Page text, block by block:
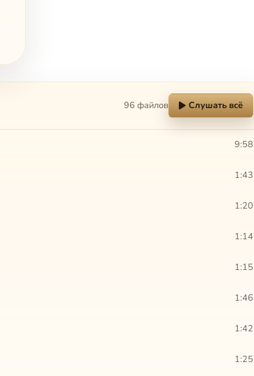
96 файлов Слушать всё
9:58
1:43
1:20
1:14
1:15
1:46
1:42
1:25